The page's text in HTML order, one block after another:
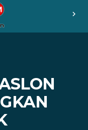
chevron_right